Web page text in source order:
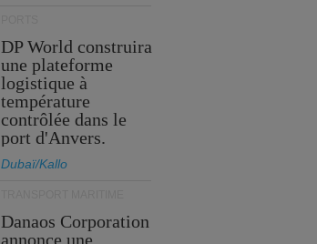
DP World construira
une plateforme
logistique à
température
contrôlée dans le
port d'Anvers.
Dubaï/Kallo
Danaos Corporation
annonce une